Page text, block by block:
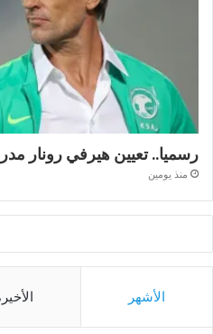
رسميا.. تعيين هيرفي رونار
منذ يومين
الأشهر